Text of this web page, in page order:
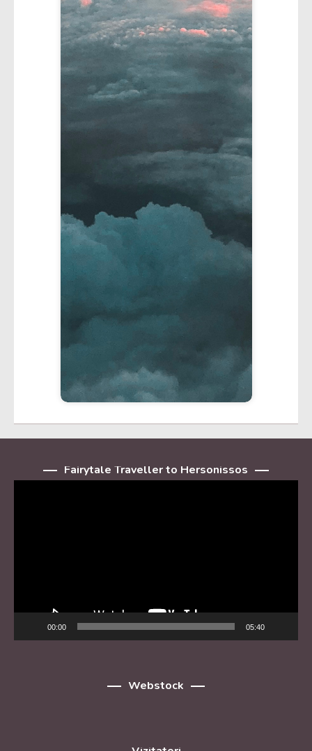
Fairytale Traveller to Hersonissos
00:00 05:40
Webstock